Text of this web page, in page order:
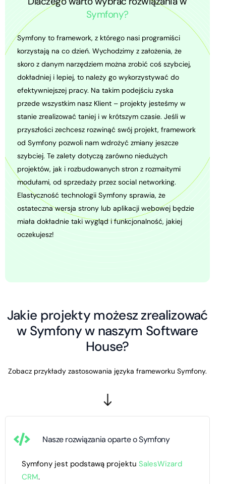
Symfony?
Symfony to framework, z którego nasi programiści
korzystają na co dzień. Wychodzimy z założenia, że
skoro z danym narzędziem można zrobić coś szybciej,
dokładniej i lepiej, to należy go wykorzystywać do
efektywniejszej pracy. Na takim podejściu zyska
przede wszystkim nasz Klient – projekty jesteśmy w
stanie zrealizować taniej i w krótszym czasie. Jeśli w
przyszłości zechcesz rozwinąć swój projekt, framework
od Symfony pozwoli nam wdrożyć zmiany jeszcze
szybciej. Te zalety dotyczą zarówno niedużych
projektów, jak i rozbudowanych stron z rozmaitymi
modułami, od sprzedaży przez social networking.
Elastyczność technologii Symfony sprawia, że
ostateczna wersja strony lub aplikacji webowej będzie
miała dokładnie taki wygląd i funkcjonalność, jakiej
oczekujesz!
Jakie projekty możesz zrealizować
w Symfony w naszym Software
House?
Zobacz przykłady zastosowania języka frameworku Symfony.
Nasze rozwiązania oparte o Symfony
Symfony jest podstawą projektu SalesWizard
CRM.